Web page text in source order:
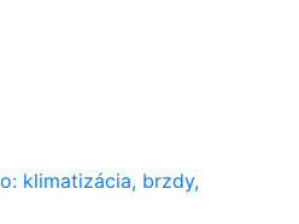
klimatizácia, brzdy,